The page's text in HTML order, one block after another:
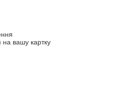
на вашу картку